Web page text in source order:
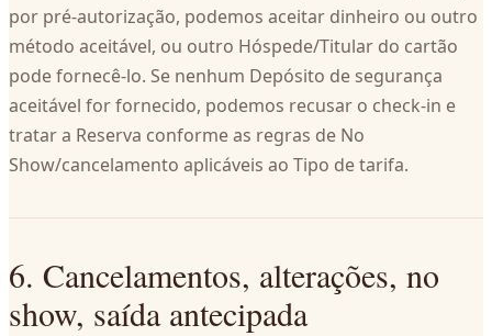
por pré-autorização, podemos aceitar dinheiro ou outro
método aceitável, ou outro Hóspede/Titular do cartão
pode fornecê-lo. Se nenhum Depósito de segurança
aceitável for fornecido, podemos recusar o check-in e
tratar a Reserva conforme as regras de No
Show/cancelamento aplicáveis ao Tipo de tarifa.
6. Cancelamentos, alterações, no
show, saída antecipada